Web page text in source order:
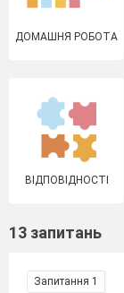
ДОМАШНЯ РОБОТА
ВІДПОВІДНОСТІ
13 запитань
Запитання 1